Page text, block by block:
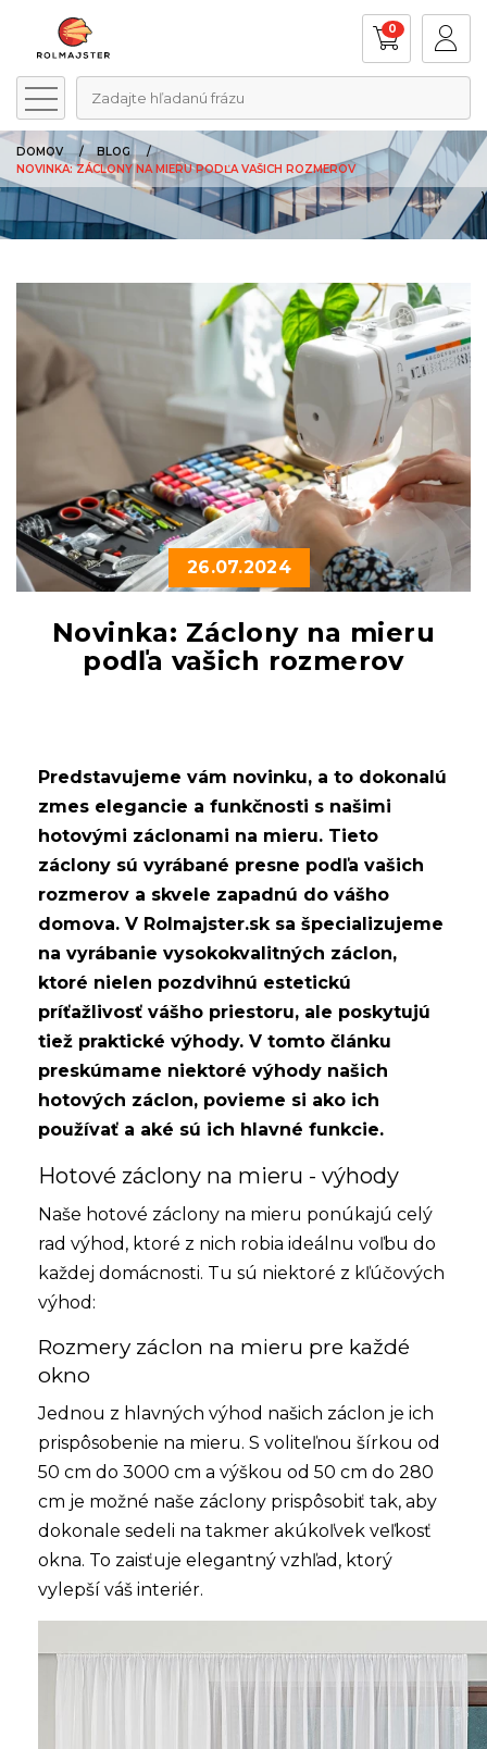
Zadajte hľadanú frázu
0
DOMOV
BLOG
NOVINKA: ZÁCLONY NA MIERU PODĽA VAŠICH ROZMEROV
)
26.07.2024
Novinka: Záclony na mieru
podľa vašich rozmerov
Predstavujeme vám novinku, a to dokonalú
zmes elegancie a funkčnosti s našimi
hotovými záclonami na mieru. Tieto
záclony sú vyrábané presne podľa vašich
rozmerov a skvele zapadnú do vášho
domova. V Rolmajster.sk sa špecializujeme
na vyrábanie vysokokvalitných záclon,
ktoré nielen pozdvihnú estetickú
príťažlivosť vášho priestoru, ale poskytujú
tiež praktické výhody. V tomto článku
preskúmame niektoré výhody našich
hotových záclon, povieme si ako ich
používať a aké sú ich hlavné funkcie.
Hotové záclony na mieru - výhody
Naše hotové záclony na mieru ponúkajú celý
rad výhod, ktoré z nich robia ideálnu voľbu do
každej domácnosti. Tu sú niektoré z kľúčových
výhod:
Rozmery záclon na mieru pre každé
okno
Jednou z hlavných výhod našich záclon je ich
prispôsobenie na mieru. S voliteľnou šírkou od
50 cm do 3000 cm a výškou od 50 cm do 280
cm je možné naše záclony prispôsobiť tak, aby
dokonale sedeli na takmer akúkoľvek veľkosť
okna. To zaisťuje elegantný vzhľad, ktorý
vylepší váš interiér.